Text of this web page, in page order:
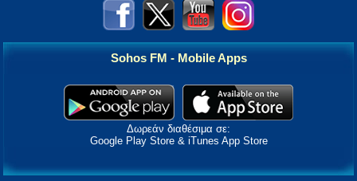
Sohos FM - Mobile Apps
Δωρεάν διαθέσιμα σε:
Google Play Store & iTunes App Store